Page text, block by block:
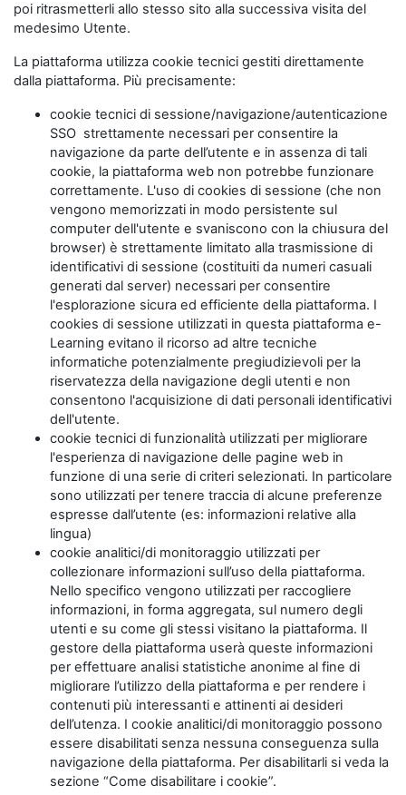
poi ritrasmetterli allo stesso sito alla successiva visita del
medesimo Utente.
La piattaforma utilizza cookie tecnici gestiti direttamente
dalla piattaforma. Più precisamente:
cookie tecnici di sessione/navigazione/autenticazione
SSO strettamente necessari per consentire la
navigazione da parte dell’utente e in assenza di tali
cookie, la piattaforma web non potrebbe funzionare
correttamente. L'uso di cookies di sessione (che non
vengono memorizzati in modo persistente sul
computer dell'utente e svaniscono con la chiusura del
browser) è strettamente limitato alla trasmissione di
identificativi di sessione (costituiti da numeri casuali
generati dal server) necessari per consentire
l'esplorazione sicura ed efficiente della piattaforma. I
cookies di sessione utilizzati in questa piattaforma e-
Learning evitano il ricorso ad altre tecniche
informatiche potenzialmente pregiudizievoli per la
riservatezza della navigazione degli utenti e non
consentono l'acquisizione di dati personali identificativi
dell'utente.
cookie tecnici di funzionalità utilizzati per migliorare
l'esperienza di navigazione delle pagine web in
funzione di una serie di criteri selezionati. In particolare
sono utilizzati per tenere traccia di alcune preferenze
espresse dall’utente (es: informazioni relative alla
lingua)
cookie analitici/di monitoraggio utilizzati per
collezionare informazioni sull’uso della piattaforma.
Nello specifico vengono utilizzati per raccogliere
informazioni, in forma aggregata, sul numero degli
utenti e su come gli stessi visitano la piattaforma. Il
gestore della piattaforma userà queste informazioni
per effettuare analisi statistiche anonime al fine di
migliorare l’utilizzo della piattaforma e per rendere i
contenuti più interessanti e attinenti ai desideri
dell’utenza. I cookie analitici/di monitoraggio possono
essere disabilitati senza nessuna conseguenza sulla
navigazione della piattaforma. Per disabilitarli si veda la
sezione “Come disabilitare i cookie”.